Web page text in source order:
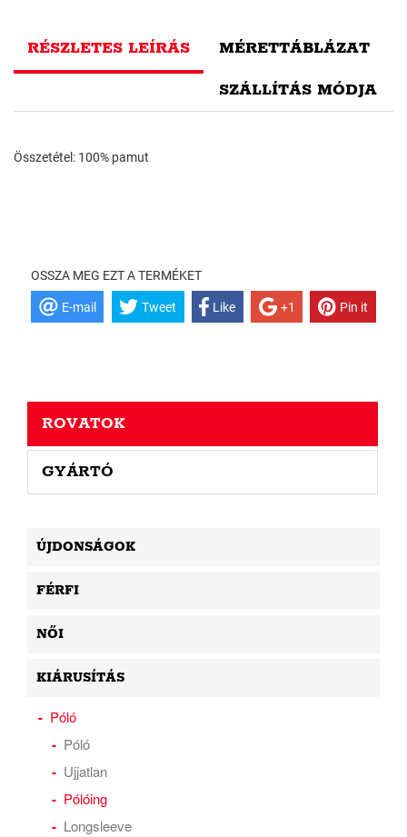
RÉSZLETES LEÍRÁS MÉRETTÁBLÁZAT
SZÁLLÍTÁS MÓDJA
Összetétel: 100% pamut
OSSZA MEG EZT A TERMÉKET
E-mail Tweet Like +1 Pin it
ROVATOK
GYÁRTÓ
ÚJDONSÁGOK
FÉRFI
NŐI
KIÁRUSÍTÁS
Póló
Póló
Ujjatlan
Pólóing
Longsleeve